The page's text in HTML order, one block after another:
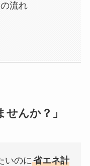
流れ
せんか？」
いのに省エネ計